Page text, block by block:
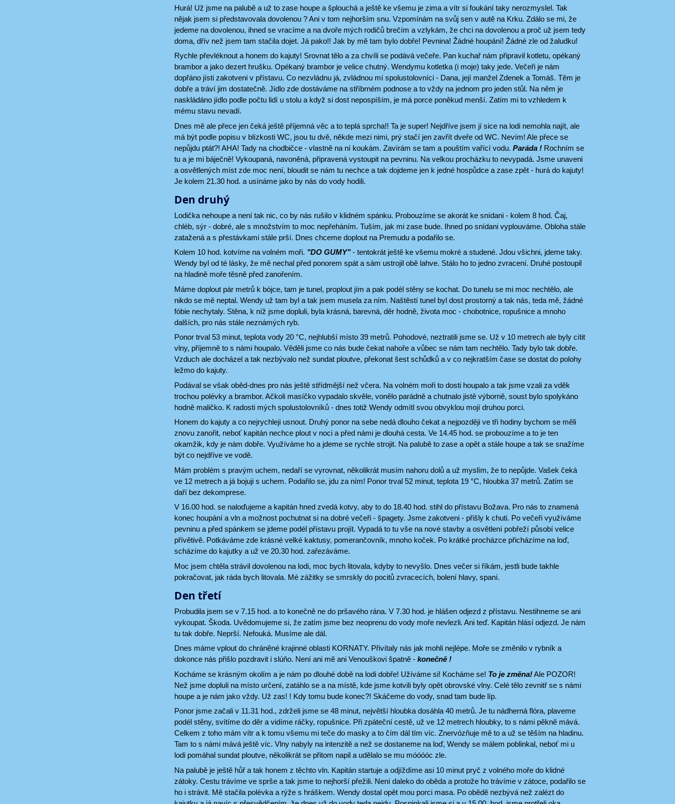
Hurá! Už jsme na palubě a už to zase houpe a šplouchá a ještě ke všemu je zima a vítr si foukání taky nerozmyslel. Tak
nějak jsem si představovala dovolenou ? Ani v tom nejhorším snu. Vzpomínám na svůj sen v autě na Krku. Zdálo se mi, že
jedeme na dovolenou, ihned se vracíme a na dvoře mých rodičů brečím a vzlykám, že chci na dovolenou a proč už jsem tedy
doma, dřív než jsem tam stačila dojet. Já pako!! Jak by mě tam bylo dobře! Pevnina! Žádné houpání! Žádné zle od žaludku!
Rychle převléknout a honem do kajuty! Srovnat tělo a za chvíli se podává večeře. Pan kuchař nám připravil kotletu, opékaný
brambor a jako dezert hrušku. Opékaný brambor je velice chutný. Wendymu kotletka (i moje) taky jede. Večeři je nám
dopřáno jísti zakotveni v přístavu. Co nezvládnu já, zvládnou mí spolustolovníci - Dana, její manžel Zdenek a Tomáš. Těm je
dobře a tráví jim dostatečně. Jídlo zde dostáváme na stříbrném podnose a to vždy na jednom pro jeden stůl. Na něm je
naskládáno jídlo podle počtu lidí u stolu a když si dost nepospíším, je má porce poněkud menší. Zatím mi to vzhledem k
mému stavu nevadí.
Dnes mě ale přece jen čeká ještě příjemná věc a to teplá sprcha!! Ta je super! Nejdříve jsem jí sice na lodi nemohla najít, ale
má být podle popisu v blízkosti WC, jsou tu dvě, někde mezi nimi, prý stačí jen zavřít dveře od WC. Nevím! Ale přece se
nepůjdu ptát?! AHA! Tady na chodbičce - vlastně na ní koukám. Zavírám se tam a pouštím vařící vodu. Paráda !Rochním se
tu a je mi báječně! Vykoupaná, navoněná, připravená vystoupit na pevninu. Na velkou procházku to nevypadá. Jsme unaveni
a osvětlených míst zde moc není, bloudit se nám tu nechce a tak dojdeme jen k jedné hospůdce a zase zpět - hurá do kajuty!
Je kolem 21.30 hod. a usínáme jako by nás do vody hodili.
Den druhý
Lodička nehoupe a není tak nic, co by nás rušilo v klidném spánku. Probouzíme se akorát ke snídani - kolem 8 hod. Čaj,
chléb, sýr - dobré, ale s množstvím to moc nepřeháním. Tuším, jak mi zase bude. Ihned po snídani vyplouváme. Obloha stále
zatažená a s přestávkami stále prší. Dnes chceme doplout na Premudu a podařilo se.
Kolem 10 hod. kotvíme na volném moři. "DO GUMY"- tentokrát ještě ke všemu mokré a studené. Jdou všichni, jdeme taky.
Wendy byl od té lásky, že mě nechal před ponorem spát a sám ustrojil obě lahve. Stálo ho to jedno zvracení. Druhé postoupil
na hladině moře těsně před zanořením.
Máme doplout pár metrů k bójce, tam je tunel, proplout jím a pak podél stěny se kochat. Do tunelu se mi moc nechtělo, ale
nikdo se mě neptal. Wendy už tam byl a tak jsem musela za ním. Naštěstí tunel byl dost prostorný a tak nás, teda mě, žádné
fóbie nechytaly. Stěna, k níž jsme dopluli, byla krásná, barevná, děr hodně, života moc - chobotnice, ropušnice a mnoho
dalších, pro nás stále neznámých ryb.
Ponor trval 53 minut, teplota vody 20 °C, nejhlubší místo 39 metrů. Pohodové, neztratili jsme se. Už v 10 metrech ale byly cítit
vlny, příjemně to s námi houpalo. Věděli jsme co nás bude čekat nahoře a vůbec se nám tam nechtělo. Tady bylo tak dobře.
Vzduch ale docházel a tak nezbývalo než sundat ploutve, překonat šest schůdků a v co nejkratším čase se dostat do polohy
ležmo do kajuty.
Podával se však oběd-dnes pro nás ještě střídmější než včera. Na volném moři to dosti houpalo a tak jsme vzali za vděk
trochou polévky a brambor. Ačkoli masíčko vypadalo skvěle, vonělo parádně a chutnalo jistě výborně, soust bylo spolykáno
hodně maličko. K radosti mých spolustolovníků - dnes totiž Wendy odmítl svou obvyklou mojí druhou porci.
Honem do kajuty a co nejrychleji usnout. Druhý ponor na sebe nedá dlouho čekat a nejpozději ve tři hodiny bychom se měli
znovu zanořit, neboť kapitán nechce plout v noci a před námi je dlouhá cesta. Ve 14.45 hod. se probouzíme a to je ten
okamžik, kdy je nám dobře. Využíváme ho a jdeme se rychle strojit. Na palubě to zase a opět a stále houpe a tak se snažíme
být co nejdříve ve vodě.
Mám problém s pravým uchem, nedaří se vyrovnat, několikrát musím nahoru dolů a už myslím, že to nepůjde. Vašek čeká
ve 12 metrech a já bojuji s uchem. Podařilo se, jdu za ním! Ponor trval 52 minut, teplota 19 °C, hloubka 37 metrů. Zatím se
daří bez dekomprese.
V 16.00 hod. se naloďujeme a kapitán hned zvedá kotvy, aby to do 18.40 hod. stihl do přístavu Božava. Pro nás to znamená
konec houpání a vln a možnost pochutnat si na dobré večeři - špagety. Jsme zakotveni - přišly k chuti. Po večeři využíváme
pevninu a před spánkem se jdeme podél přístavu projít. Vypadá to tu vše na nové stavby a osvětlení pobřeží působí velice
přívětivě. Potkáváme zde krásné velké kaktusy, pomerančovník, mnoho koček. Po krátké procházce přicházíme na loď,
scházíme do kajutky a už ve 20.30 hod. zařezáváme.
Moc jsem chtěla strávil dovolenou na lodi, moc bych litovala, kdyby to nevyšlo. Dnes večer si říkám, jestli bude takhle
pokračovat, jak ráda bych litovala. Mé zážitky se smrskly do pocitů zvracecích, bolení hlavy, spaní.
Den třetí
Probudila jsem se v 7.15 hod. a to konečně ne do pršavého rána. V 7.30 hod. je hlášen odjezd z přístavu. Nestihneme se ani
vykoupat. Škoda. Uvědomujeme si, že zatím jsme bez neoprenu do vody moře nevlezli. Ani teď. Kapitán hlásí odjezd. Je nám
tu tak dobře. Neprší. Nefouká. Musíme ale dál.
Dnes máme vplout do chráněné krajinné oblasti KORNATY. Přivítaly nás jak mohli nejlépe. Moře se změnilo v rybník a
dokonce nás přišlo pozdravit i slúňo. Není ani mě ani Venouškovi špatně - konečně !
Kocháme se krásným okolím a je nám po dlouhé době na lodi dobře! Užíváme si! Kocháme se! To je změna!Ale POZOR!
Než jsme dopluli na místo určení, zatáhlo se a na místě, kde jsme kotvili byly opět obrovské vlny. Celé tělo zevnitř se s námi
houpe a je nám jako vždy. Už zas! ! Kdy tomu bude konec?! Skáčeme do vody, snad tam bude líp.
Ponor jsme začali v 11.31 hod., zdrželi jsme se 48 minut, největší hloubka dosáhla 40 metrů. Je tu nádherná flóra, plaveme
podél stěny, svítíme do děr a vidíme ráčky, ropušnice. Při zpáteční cestě, už ve 12 metrech hloubky, to s námi pěkně mává.
Celkem z toho mám vítr a k tomu všemu mi teče do masky a to čím dál tím víc. Znervózňuje mě to a už se těším na hladinu.
Tam to s námi mává ještě víc. Vlny nabyly na intenzitě a než se dostaneme na loď, Wendy se málem poblinkal, neboť mi u
lodi pomáhal sundat ploutve, několikrát se přitom napil a udělalo se mu móóóóc zle.
Na palubě je ještě hůř a tak honem z těchto vln. Kapitán startuje a odjíždíme asi 10 minut pryč z volného moře do klidné
zátoky. Cestu trávíme ve sprše a tak jsme to nejhorší přežili. Není daleko do oběda a protože ho trávíme v zátoce, podařilo se
ho i strávit. Mě stačila polévka a rýže s hráškem. Wendy dostal opět mou porci masa. Po obědě nezbývá než zalézt do